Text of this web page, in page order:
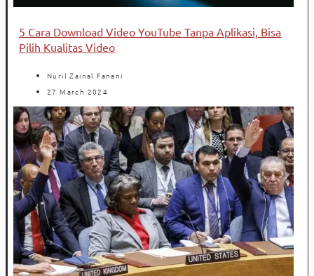
5 Cara Download Video YouTube Tanpa Aplikasi, Bisa
Pilih Kualitas Video
Nuril Zainal Fanani
27 March 2024